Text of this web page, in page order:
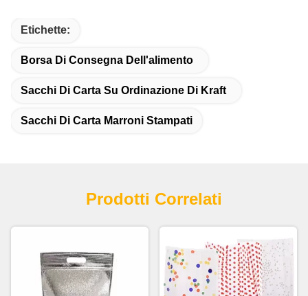
Etichette:
Borsa Di Consegna Dell'alimento
Sacchi Di Carta Su Ordinazione Di Kraft
Sacchi Di Carta Marroni Stampati
Prodotti Correlati